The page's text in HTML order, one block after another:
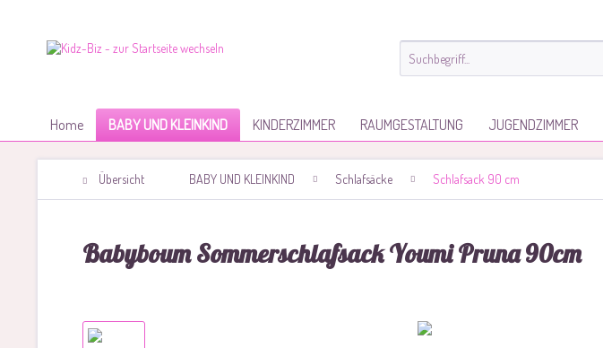
Home BABY UND KLEINKIND KINDERZIMMER RAUMGESTALTUNG JUGENDZIMMER
Übersicht BABY UND KLEINKIND Schlafsäcke Schlafsack 90 cm
Babyboum Sommerschlafsack Youmi Pruna 90cm